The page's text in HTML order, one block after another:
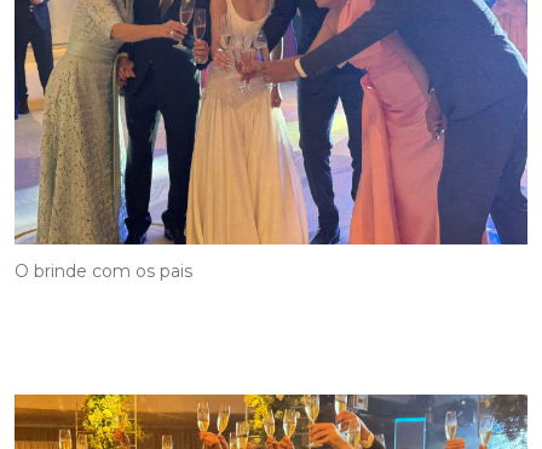
O brinde com os pais